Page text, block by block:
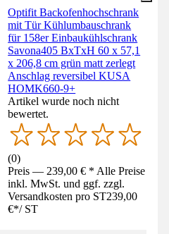
Optifit Backofenhochschrank
mit Tür Kühlumbauschrank
für 158er Einbaukühlschrank
Savona405 BxTxH 60 x 57,1
x 206,8 cm grün matt zerlegt
Anschlag reversibel KUSA
HOMK660-9+
Artikel wurde noch nicht
bewertet.
(0)
Preis — 239,00 € * Alle Preise
inkl. MwSt. und ggf. zzgl.
Versandkosten pro ST239,00
€*/ ST